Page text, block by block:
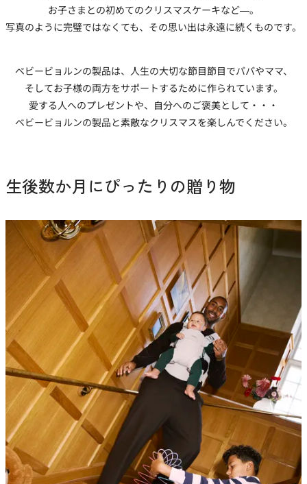
お子さまとの初めてのクリスマスケーキなど―。
写真のように完璧ではなくても、その思い出は永遠に続くものです。
ベビービョルンの製品は、人生の大切な節目節目でパパやママ、
そしてお子様の両方をサポートするために作られています。
愛する人へのプレゼントや、自分へのご褒美として・・・
ベビービョルンの製品と素敵なクリスマスを楽しんでください。
生後数か月にぴったりの贈り物